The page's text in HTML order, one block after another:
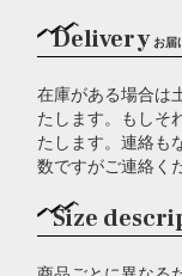
Deliveryお届
在庫がある場合は
たします。もしそ
たします。連絡も
数ですがご連絡く
Size